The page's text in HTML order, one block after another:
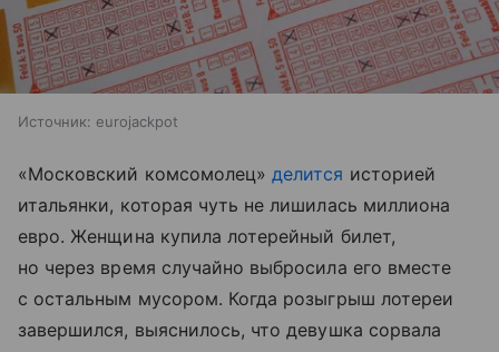
Источник: eurojackpot
«Московский комсомолец»делится историей
итальянки, которая чуть не лишилась миллиона
евро. Женщина купила лотерейный билет,
но через время случайно выбросила его вместе
с остальным мусором. Когда розыгрыш лотереи
завершился, выяснилось, что девушка сорвала